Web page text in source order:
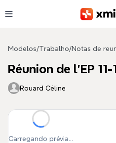
Modelos/Trabalho/Notas de
Réunion de l'EP 11-
Rouard Céline
Carregando prévia...